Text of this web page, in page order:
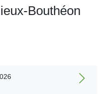
Bouthéon